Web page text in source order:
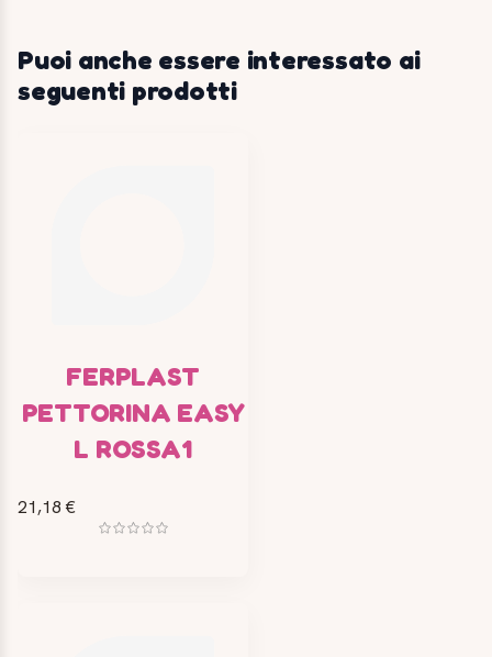
Puoi anche essere interessato ai
seguenti prodotti
FERPLAST
PETTORINA EASY
L ROSSA1
21,18 €